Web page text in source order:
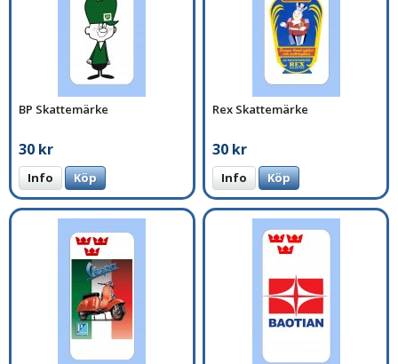
BP Skattemärke
30 kr
Info Köp
Rex Skattemärke
30 kr
Info Köp